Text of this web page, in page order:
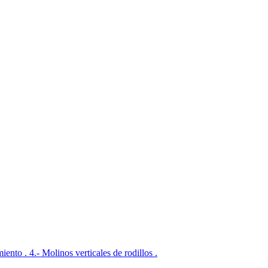
. 4.- Molinos verticales de rodillos .